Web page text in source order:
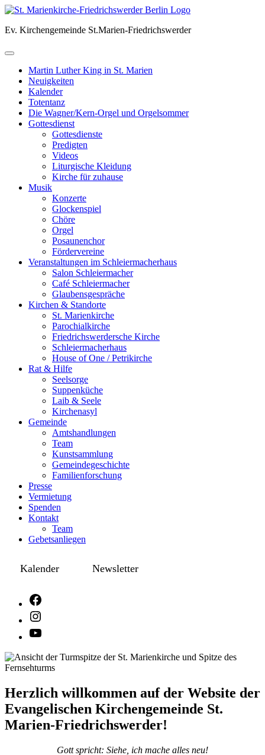
Skip
content
Ev. Kirchengemeinde St.Marien-Friedrichswerder
Martin Luther King in St. Marien
Neuigkeiten
Kalender
Totentanz
Die Wagner/Kern-Orgel und Orgelsommer
Gottesdienst
Gottesdienste
Predigten
Videos
Liturgische Kleidung
Kirche für zuhause
Musik
Konzerte
Glockenspiel
Chöre
Orgel
Posaunenchor
Fördervereine
Veranstaltungen im Schleiermacherhaus
Salon Schleiermacher
Café Schleiermacher
Glaubensgespräche
Kirchen & Standorte
St. Marienkirche
Parochialkirche
Friedrichswerdersche Kirche
Schleiermacherhaus
House of One / Petrikirche
Rat & Hilfe
Seelsorge
Suppenküche
Laib & Seele
Kirchenasyl
Gemeinde
Amtshandlungen
Team
Kunstsammlung
Gemeindegeschichte
Familienforschung
Presse
Vermietung
Spenden
Kontakt
Team
Gebetsanliegen
Kalender Newsletter
Herzlich willkommen auf der Website der
Evangelischen Kirchengemeinde St.
Marien-Friedrichswerder!
Gott spricht: Siehe, ich mache alles neu!